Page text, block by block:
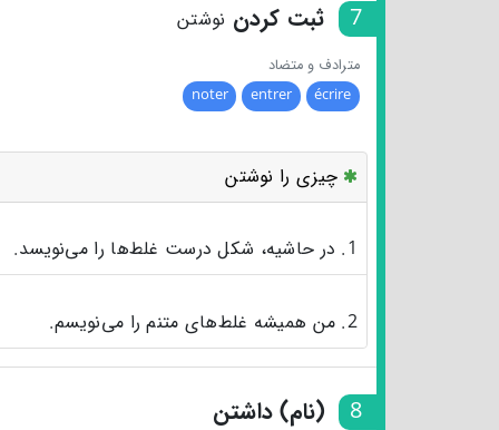
7 ثبت کردن نوشتن
مترادف و متضاد
écrire
entrer
noter
چیزی را نوشتن
1. در حاشیه، شکل درست غلط‌ها را می‌نویسد.
2. من همیشه غلط‌های متنم را می‌نویسم.
8 (نام) داشتن